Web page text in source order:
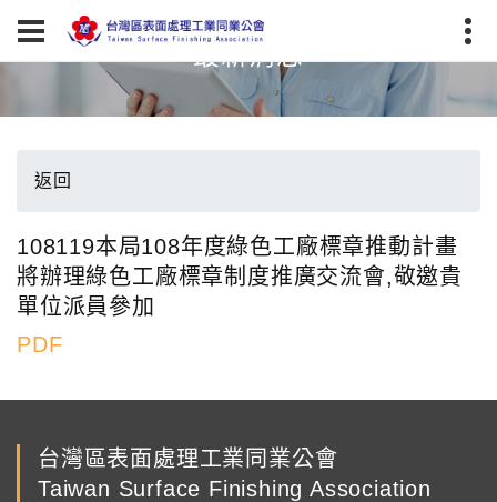
最新消息
返回
108119本局108年度綠色工廠標章推動計畫
將辦理綠色工廠標章制度推廣交流會,敬邀貴
單位派員參加
PDF
台灣區表面處理工業同業公會
Taiwan Surface Finishing Association